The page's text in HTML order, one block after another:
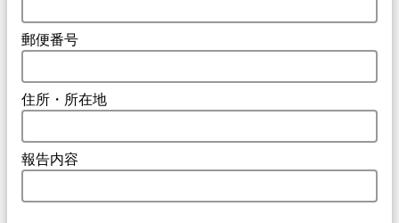
郵便番号
住所・所在地
報告内容